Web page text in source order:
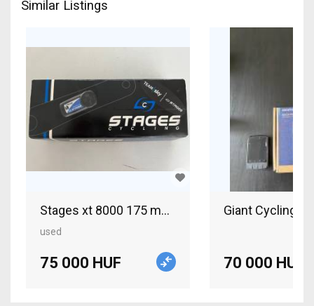
Similar Listings
used
75 000 HUF 70 000 HUF